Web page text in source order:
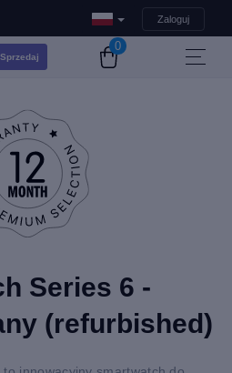
Zaloguj
Sprzedaj
0
Series 6 -
(refurbished)